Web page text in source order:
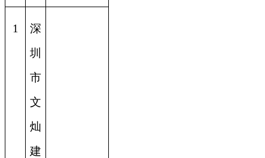
1
深
圳
市
文
灿
建